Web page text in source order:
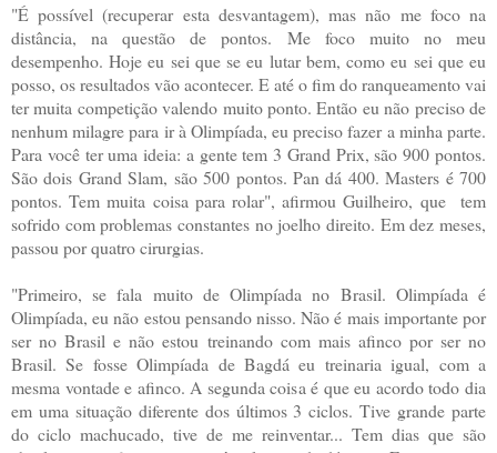
"É possível (recuperar esta desvantagem), mas não me foco na
distância, na questão de pontos. Me foco muito no meu
desempenho. Hoje eu sei que se eu lutar bem, como eu sei que eu
posso, os resultados vão acontecer. E até o fim do ranqueamento vai
ter muita competição valendo muito ponto. Então eu não preciso de
nenhum milagre para ir à Olimpíada, eu preciso fazer a minha parte.
Para você ter uma ideia: a gente tem 3 Grand Prix, são 900 pontos.
São dois Grand Slam, são 500 pontos. Pan dá 400. Masters é 700
pontos. Tem muita coisa para rolar", afirmou Guilheiro, que tem
sofrido com problemas constantes no joelho direito. Em dez meses,
passou por quatro cirurgias.
"Primeiro, se fala muito de Olimpíada no Brasil. Olimpíada é
Olimpíada, eu não estou pensando nisso. Não é mais importante por
ser no Brasil e não estou treinando com mais afinco por ser no
Brasil. Se fosse Olimpíada de Bagdá eu treinaria igual, com a
mesma vontade e afinco. A segunda coisa é que eu acordo todo dia
em uma situação diferente dos últimos 3 ciclos. Tive grande parte
do ciclo machucado, tive de me reinventar... Tem dias que são